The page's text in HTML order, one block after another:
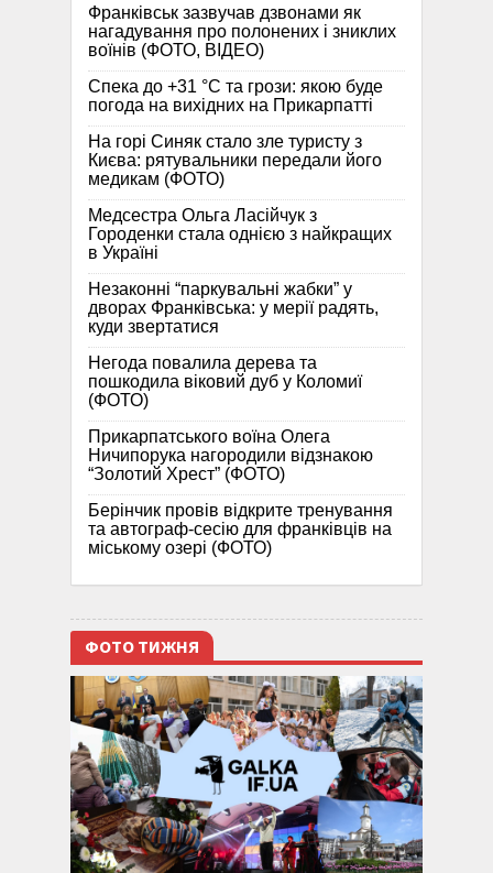
Франківськ зазвучав дзвонами як
нагадування про полонених і зниклих
воїнів (ФОТО, ВІДЕО)
Спека до +31 °C та грози: якою буде
погода на вихідних на Прикарпатті
На горі Синяк стало зле туристу з
Києва: рятувальники передали його
медикам (ФОТО)
Медсестра Ольга Ласійчук з
Городенки стала однією з найкращих
в Україні
Незаконні “паркувальні жабки” у
дворах Франківська: у мерії радять,
куди звертатися
Негода повалила дерева та
пошкодила віковий дуб у Коломиї
(ФОТО)
Прикарпатського воїна Олега
Ничипорука нагородили відзнакою
“Золотий Хрест” (ФОТО)
Берінчик провів відкрите тренування
та автограф-сесію для франківців на
міському озері (ФОТО)
ФОТО ТИЖНЯ